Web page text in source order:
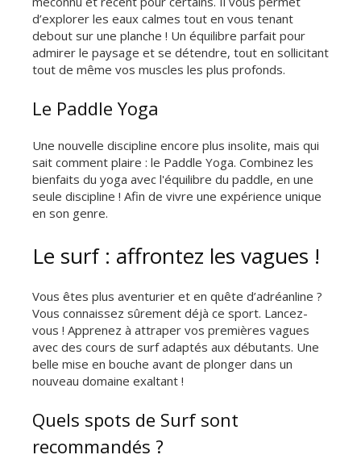
d’explorer les eaux calmes tout en vous tenant
debout sur une planche ! Un équilibre parfait pour
admirer le paysage et se détendre, tout en sollicitant
tout de même vos muscles les plus profonds.
Le Paddle Yoga
Une nouvelle discipline encore plus insolite, mais qui
sait comment plaire : le Paddle Yoga. Combinez les
bienfaits du yoga avec l'équilibre du paddle, en une
seule discipline ! Afin de vivre une expérience unique
en son genre.
Le surf : affrontez les vagues !
Vous êtes plus aventurier et en quête d’adréanline ?
Vous connaissez sûrement déjà ce sport. Lancez-
vous ! Apprenez à attraper vos premières vagues
avec des cours de surf adaptés aux débutants. Une
belle mise en bouche avant de plonger dans un
nouveau domaine exaltant !
Quels spots de Surf sont
recommandés ?